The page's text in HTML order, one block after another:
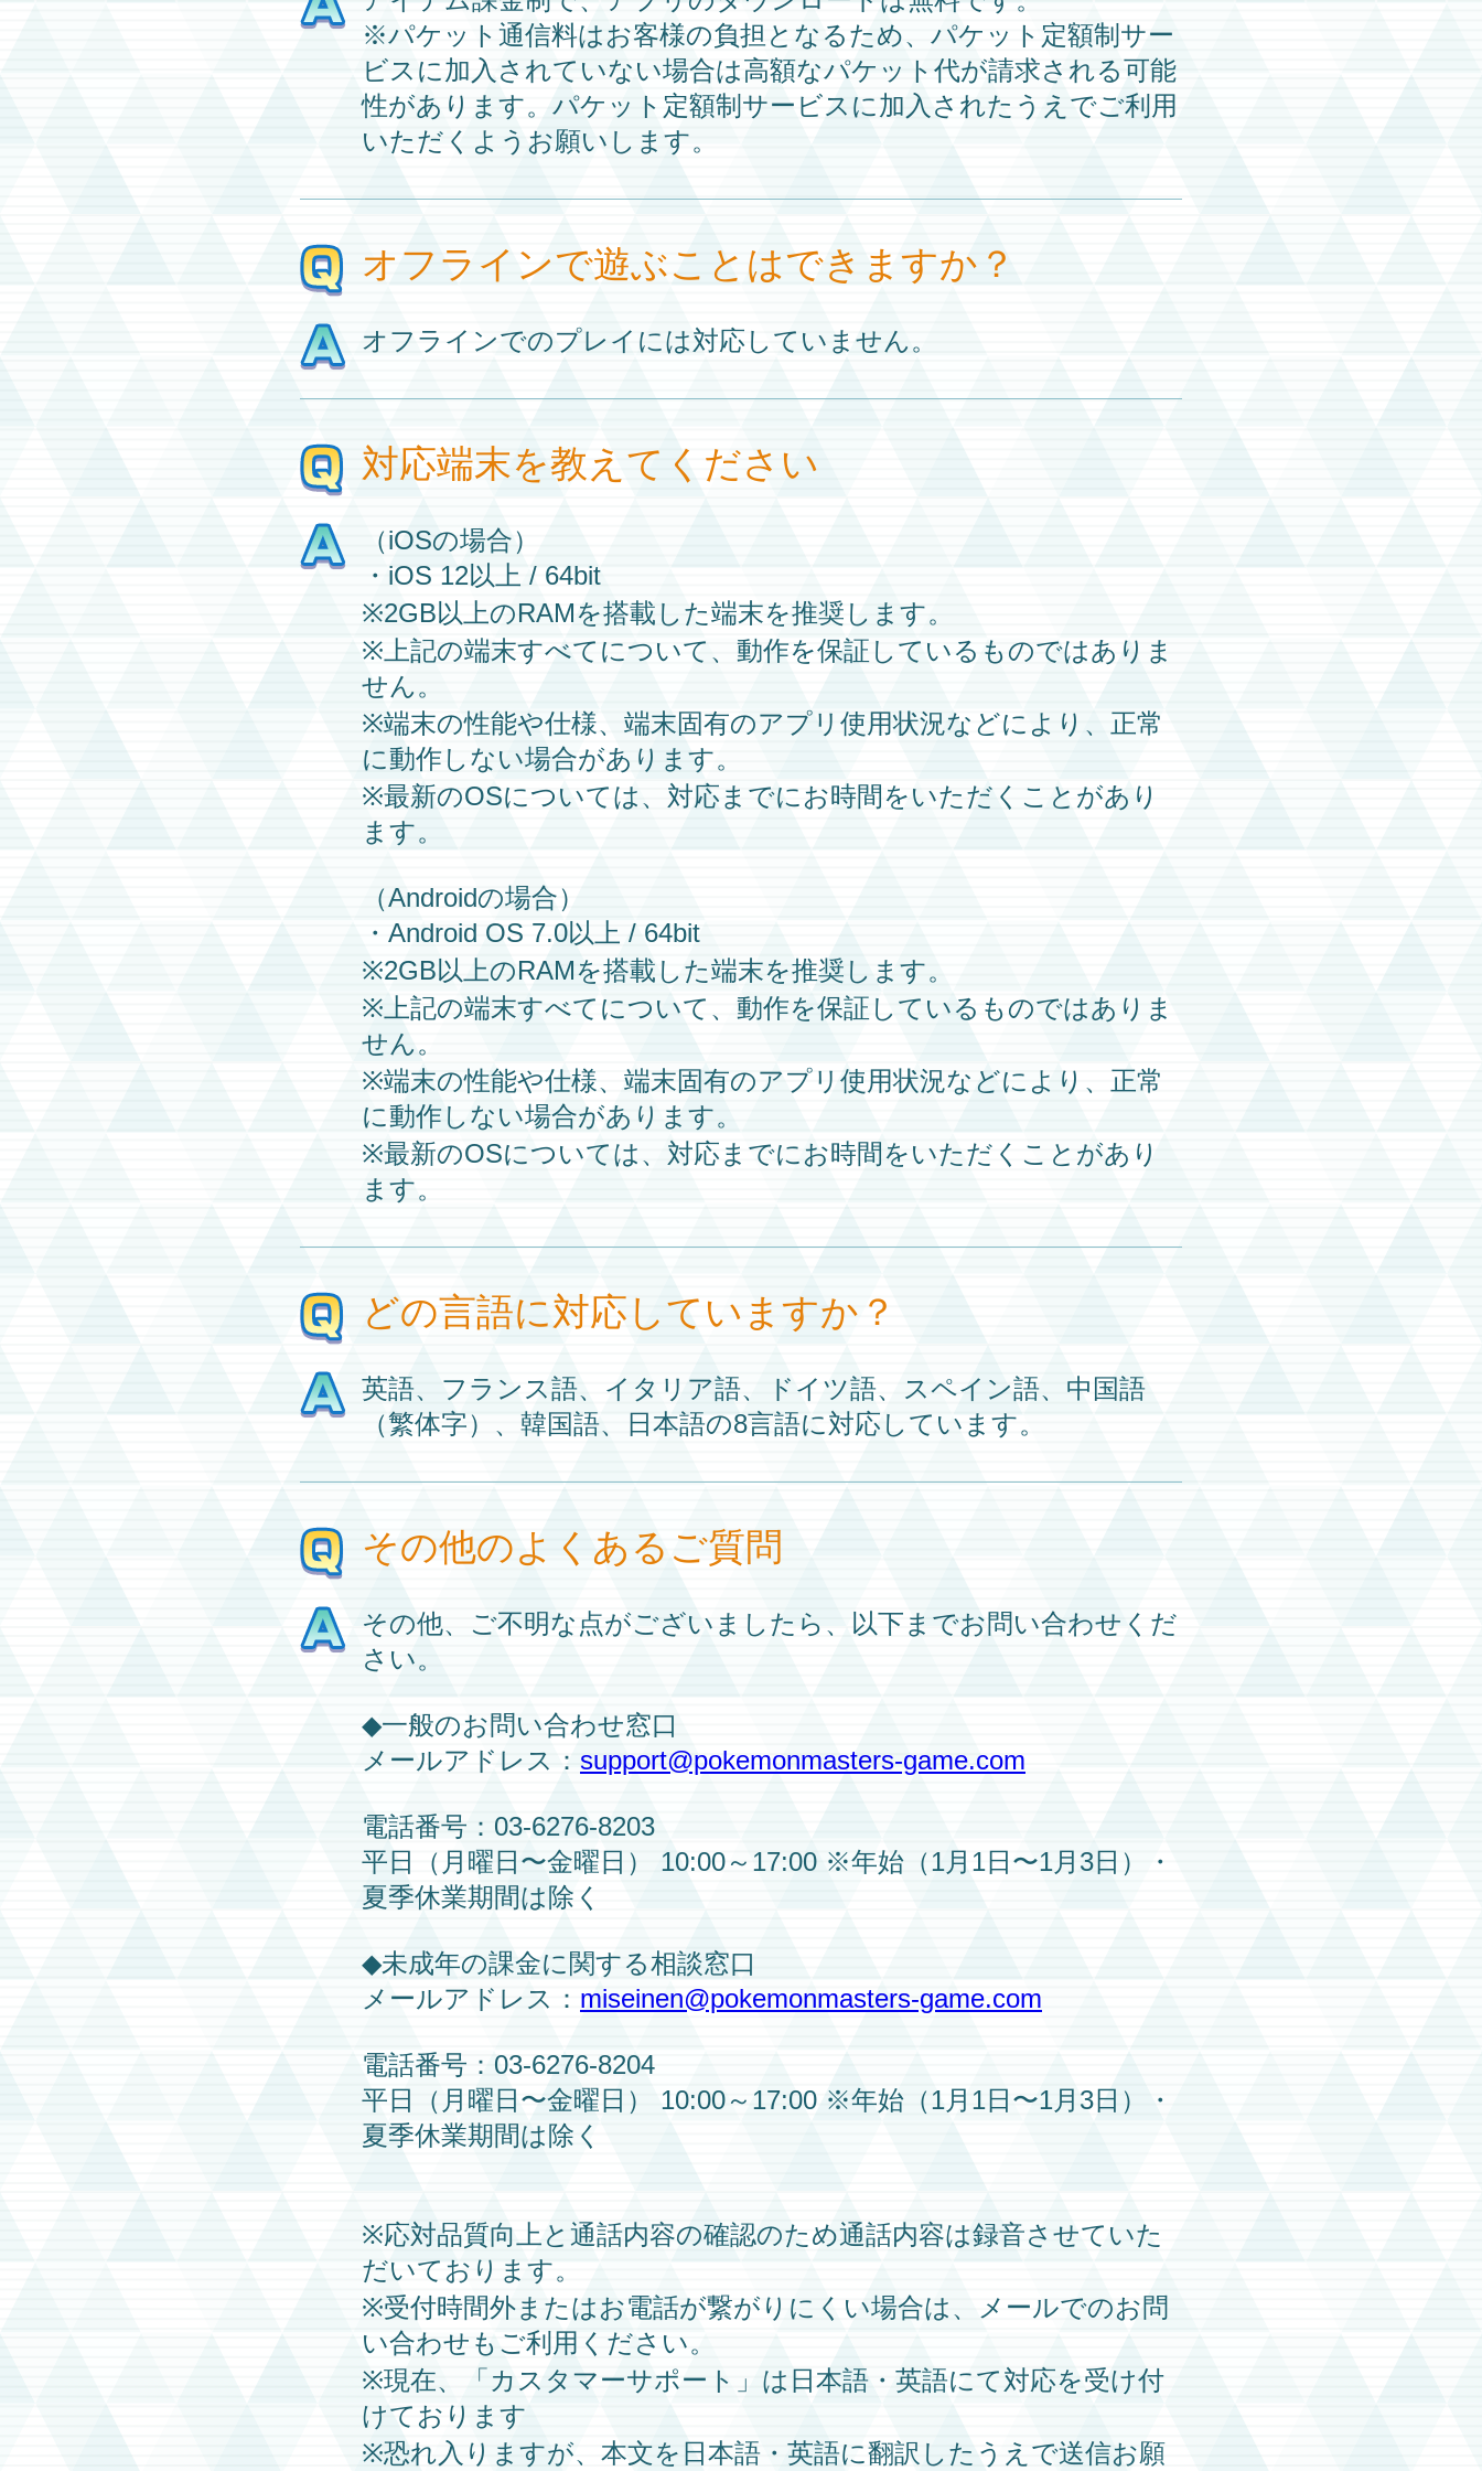
※パケット通信料はお客様の負担となるため、パケット定額制サー
ビスに加入されていない場合は高額なパケット代が請求される可能
性があります。パケット定額制サービスに加入されたうえでご利用
いただくようお願いします。
オフラインで遊ぶことはできますか？
オフラインでのプレイには対応していません。
対応端末を教えてください
（iOSの場合）
・iOS 12以上 / 64bit
※2GB以上のRAMを搭載した端末を推奨します。
※上記の端末すべてについて、動作を保証しているものではありま
せん。
※端末の性能や仕様、端末固有のアプリ使用状況などにより、正常
に動作しない場合があります。
※最新のOSについては、対応までにお時間をいただくことがあり
ます。
（Androidの場合）
・Android OS 7.0以上 / 64bit
※2GB以上のRAMを搭載した端末を推奨します。
※上記の端末すべてについて、動作を保証しているものではありま
せん。
※端末の性能や仕様、端末固有のアプリ使用状況などにより、正常
に動作しない場合があります。
※最新のOSについては、対応までにお時間をいただくことがあり
ます。
どの言語に対応していますか？
英語、フランス語、イタリア語、ドイツ語、スペイン語、中国語
（繁体字）、韓国語、日本語の8言語に対応しています。
その他のよくあるご質問
その他、ご不明な点がございましたら、以下までお問い合わせくだ
さい。
◆一般のお問い合わせ窓口
メールアドレス： support@pokemonmasters-game.com
電話番号：03-6276-8203
平日（月曜日〜金曜日） 10:00～17:00 ※年始（1月1日〜1月3日）・
夏季休業期間は除く
◆未成年の課金に関する相談窓口
メールアドレス： miseinen@pokemonmasters-game.com
電話番号：03-6276-8204
平日（月曜日〜金曜日） 10:00～17:00 ※年始（1月1日〜1月3日）・
夏季休業期間は除く
※応対品質向上と通話内容の確認のため通話内容は録音させていた
だいております。
※受付時間外またはお電話が繋がりにくい場合は、メールでのお問
い合わせもご利用ください。
※現在、「カスタマーサポート」は日本語・英語にて対応を受け付
けております
※恐れ入りますが、本文を日本語・英語に翻訳したうえで送信お願